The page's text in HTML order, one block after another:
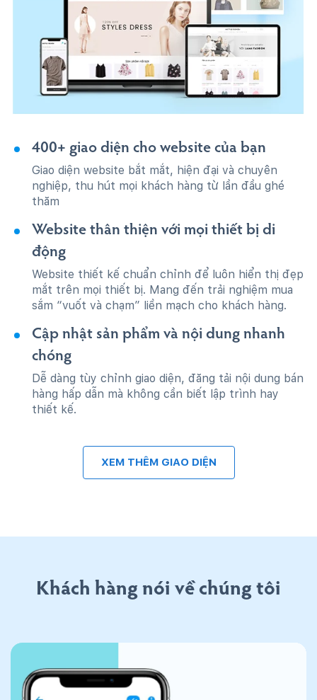
400+ giao diện cho website của bạn
Giao diện website bắt mắt, hiện đại và chuyên
nghiệp, thu hút mọi khách hàng từ lần đầu ghé
thăm
Website thân thiện với mọi thiết bị di
động
Website thiết kế chuẩn chỉnh để luôn hiển thị đẹp
mắt trên mọi thiết bị. Mang đến trải nghiệm mua
sắm “vuốt và chạm” liền mạch cho khách hàng.
Cập nhật sản phẩm và nội dung nhanh
chóng
Dễ dàng tùy chỉnh giao diện, đăng tải nội dung bán
hàng hấp dẫn mà không cần biết lập trình hay
thiết kế.
XEM THÊM GIAO DIỆN
Khách hàng nói về chúng tôi